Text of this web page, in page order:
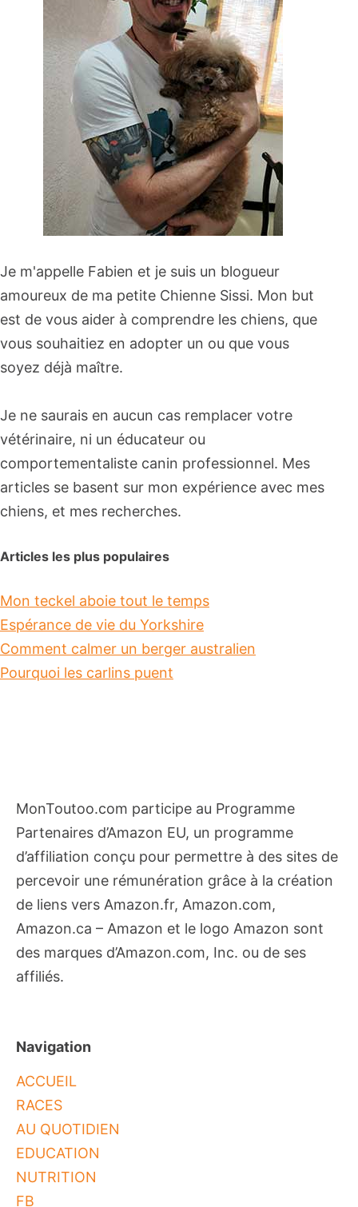
Je m'appelle Fabien et je suis un blogueur
amoureux de ma petite Chienne Sissi. Mon but
est de vous aider à comprendre les chiens, que
vous souhaitiez en adopter un ou que vous
soyez déjà maître.
Je ne saurais en aucun cas remplacer votre
vétérinaire, ni un éducateur ou
comportementaliste canin professionnel. Mes
articles se basent sur mon expérience avec mes
chiens, et mes recherches.
Articles les plus populaires
Mon teckel aboie tout le temps
Espérance de vie du Yorkshire
Comment calmer un berger australien
Pourquoi les carlins puent
MonToutoo.com participe au Programme
Partenaires d’Amazon EU, un programme
d’affiliation conçu pour permettre à des sites de
percevoir une rémunération grâce à la création
de liens vers Amazon.fr, Amazon.com,
Amazon.ca – Amazon et le logo Amazon sont
des marques d’Amazon.com, Inc. ou de ses
affiliés.
Navigation
ACCUEIL
RACES
AU QUOTIDIEN
EDUCATION
NUTRITION
FB